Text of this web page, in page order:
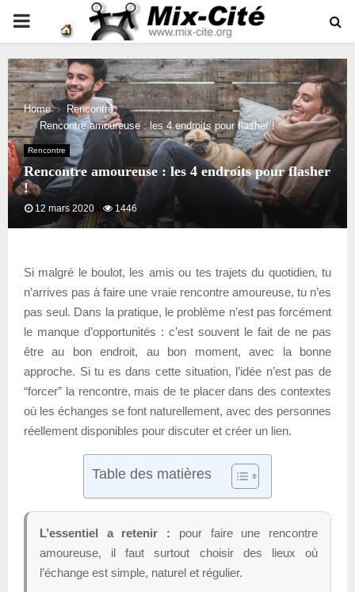
PRIMARY
MENU
Home
Rencontre
Rencontre amoureuse : les 4 endroits pour flasher !
Rencontre
Rencontre amoureuse : les 4 endroits pour flasher
!
12 mars 2020 1446
Si malgré le boulot, les amis ou tes trajets du quotidien, tu
n’arrives pas à faire une vraie rencontre amoureuse, tu n’es
pas seul. Dans la pratique, le problème n’est pas forcément
le manque d’opportunités : c’est souvent le fait de ne pas
être au bon endroit, au bon moment, avec la bonne
approche. Si tu es dans cette situation, l’idée n’est pas de
“forcer” la rencontre, mais de te placer dans des contextes
où les échanges se font naturellement, avec des personnes
réellement disponibles pour discuter et créer un lien.
Table des matières
L’essentiel a retenir : pour faire une rencontre
amoureuse, il faut surtout choisir des lieux où
l’échange est simple, naturel et régulier.